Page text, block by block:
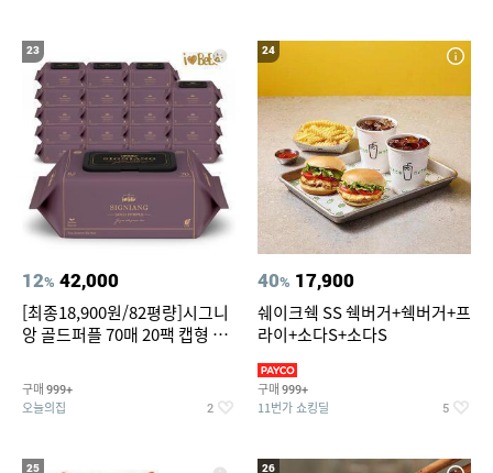
23
12% 42,000
[최종18,900원/82평량]시그니
앙 골드퍼플 70매 20팩 캡형 아
구매 999+
오늘의집 2
24
40% 17,900
쉐이크쉑 SS 쉑버거+쉑버거+프
라이+소다S+소다S
구매 999+
11번가 쇼킹딜 5
25 26